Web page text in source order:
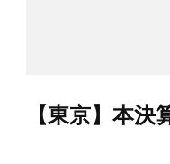
【東京】本決